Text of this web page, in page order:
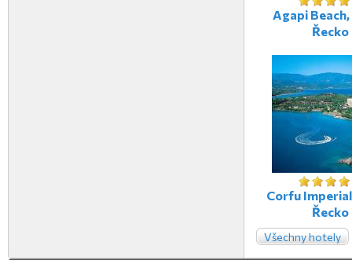
Agapi
Řecko
Corfu
Řecko
Všechny hotely